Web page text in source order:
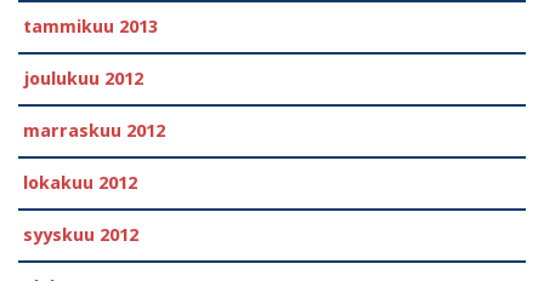
tammikuu 2013
joulukuu 2012
marraskuu 2012
lokakuu 2012
syyskuu 2012